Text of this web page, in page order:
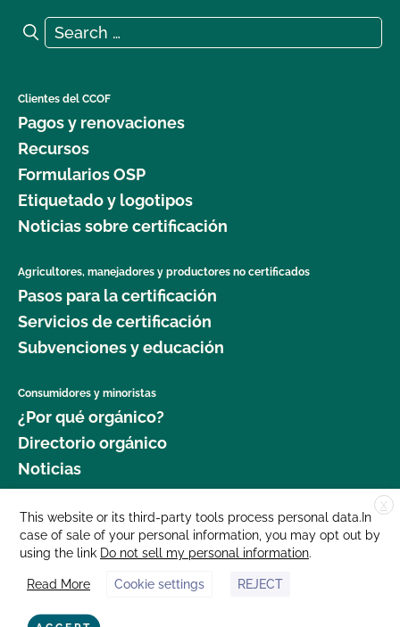
Search for:
Search
Clientes del CCOF
Pagos y renovaciones
Recursos
Formularios OSP
Etiquetado y logotipos
Noticias sobre certificación
Agricultores, manejadores y productores no certificados
Pasos para la certificación
Servicios de certificación
Subvenciones y educación
Consumidores y minoristas
¿Por qué orgánico?
Directorio orgánico
Noticias
Donar
Carreras profesionales
Sala de prensa
Contáctenos
877 Cedar Street, Suite 248, Santa Cruz, CA 95060 © 2025 CCOF.org
X
This website or its third-party tools process personal data.In
case of sale of your personal information, you may opt out by
using the link Do not sell my personal information.
Read More Cookie settings REJECT